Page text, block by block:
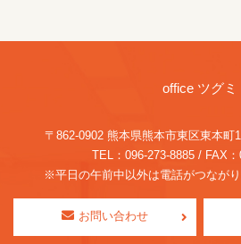
office ツグミ
〒862-0902 熊本県熊本市東区東本町
TEL：096-273-8885 / FAX
※平日の午前中以外は電話がつなが
お問い合わせ